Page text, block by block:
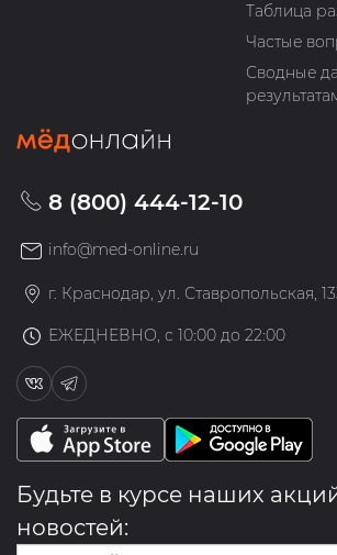
Таблица
Частые
Сводные
8 (800) 444-12-10
info@med-online.ru
г. Краснодар, ул. Ставропольская,
ЕЖЕДНЕВНО, с 10:00 до 22:00
Будьте в курсе наших
новостей: